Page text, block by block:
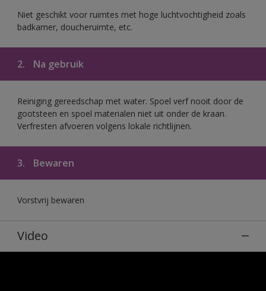
Niet geschikt voor ruimtes met hoge luchtvochtigheid zoals
badkamer, doucheruimte, etc.
2. Na gebruik
Reiniging gereedschap met water. Spoel verf nooit door de
gootsteen en spoel materialen niet uit onder de kraan.
Verfresten afvoeren volgens lokale richtlijnen.
3. Bewaren
Vorstvrij bewaren
Video